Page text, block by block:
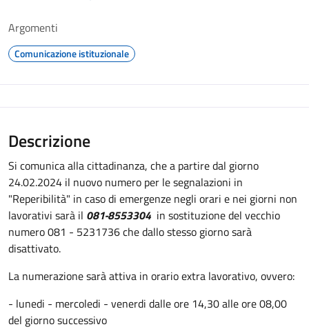
Argomenti
Comunicazione istituzionale
Descrizione
Si comunica alla cittadinanza, che a partire dal giorno
24.02.2024 il nuovo numero per le segnalazioni in
"Reperibilità" in caso di emergenze negli orari e nei giorni non
lavorativi sarà il 081-8553304 in sostituzione del vecchio
numero 081 - 5231736 che dallo stesso giorno sarà
disattivato.
La numerazione sarà attiva in orario extra lavorativo, ovvero:
- lunedi - mercoledi - venerdi dalle ore 14,30 alle ore 08,00
del giorno successivo